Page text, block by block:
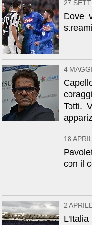
27
Dove
4
Totti.
18
con il
2